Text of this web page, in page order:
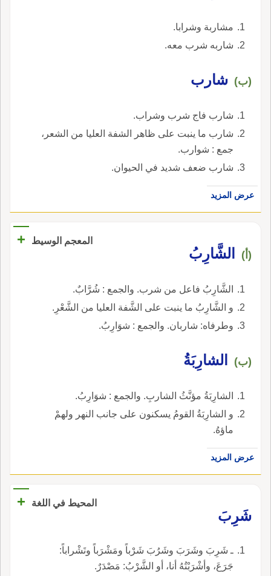
مشاربة وشرابا.
شاربه شرب معه.
(ب) شارب
شارب فاج شرب وشراب.
شارب ما ينبت على ظاهر الشفة العليا من الشعر،
جمع : شوارب.
شارب ضعف شديد في الحيوان.
عرض المزيد
المعجم الوسيط +
(أ) الشَّارِبُ
الشَّارِبُ فاعل من شرب. والجمع : شُرَّابٌ.
و الشَّارِبُ ما ينبت على الشَّفة العليا من الشَّعْرِ.
وطرفاه: شاربان. والجمع : شوَارِبُ.
(ب) الشارِبَةُ
الشارِبَةُ مؤنَّثُ الشاربِ. والجمع : شوَارِبُ.
و الشارِبَةُ القومُ يسكنون على جانب النهر ولهمْ
ماؤهُ.
عرض المزيد
المحيط في اللغة
+
شَرِبَ
ـ شَرِبَ وشَرَبَ وشَرُبَ شَرْباً ومَشْرَباً وتَشْراباً:
جَرَعَ، وأشْرَبْتُهُ أنا، أو الشَّرْبُ: مَصْدَرٌ.